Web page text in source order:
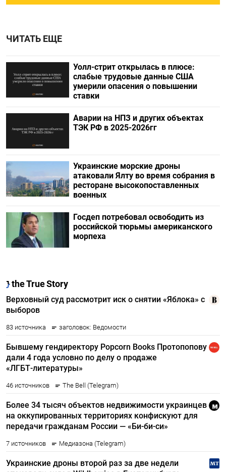
ЧИТАТЬ ЕЩЕ
Уолл-стрит открылась в плюсе:
слабые трудовые данные США
умерили опасения о повышении
ставки
Аварии на НПЗ и других объектах
ТЭК РФ в 2025-2026гг
Украинские морские дроны
атаковали Ялту во время собрания в
ресторане высокопоставленных
военных
Госдеп потребовал освободить из
российской тюрьмы американского
морпеха